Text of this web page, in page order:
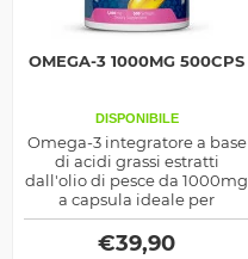
OMEGA-3 1000MG 500CPS
DISPONIBILE
Omega-3 integratore a base
di acidi grassi estratti
dall'olio di pesce da 1000mg
a capsula ideale per
contrastare i radicali liberi
prodotto dalla Haya Labs
€39,90